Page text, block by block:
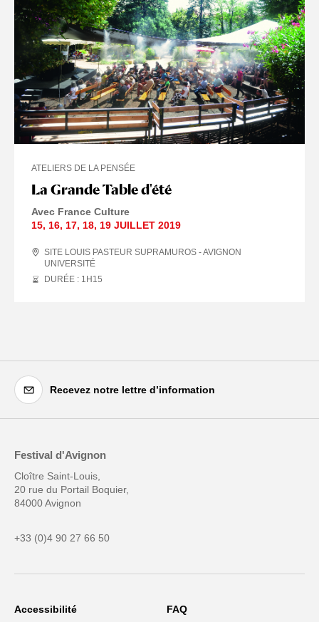
La Grande Table d'été
ATELIERS DE LA PENSÉE
Avec France Culture
15, 16, 17, 18, 19 JUILLET 2019
SITE LOUIS PASTEUR SUPRAMUROS - AVIGNON
UNIVERSITÉ
DURÉE : 1 H 15
Recevez notre lettre d’information
Festival d'Avignon
Cloître Saint-Louis,
20 rue du Portail Boquier,
84000 Avignon
+33 (0)4 90 27 66 50
Accessibilité FAQ